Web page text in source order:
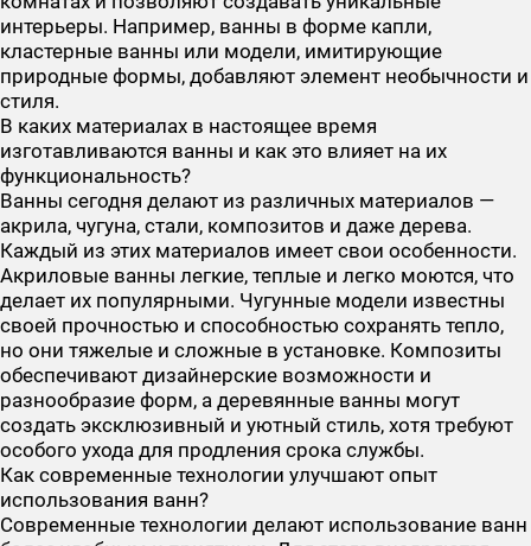
интерьеры. Например, ванны в форме капли,
кластерные ванны или модели, имитирующие
природные формы, добавляют элемент необычности и
стиля.
В каких материалах в настоящее время
изготавливаются ванны и как это влияет на их
функциональность?
Ванны сегодня делают из различных материалов —
акрила, чугуна, стали, композитов и даже дерева.
Каждый из этих материалов имеет свои особенности.
Акриловые ванны легкие, теплые и легко моются, что
делает их популярными. Чугунные модели известны
своей прочностью и способностью сохранять тепло,
но они тяжелые и сложные в установке. Композиты
обеспечивают дизайнерские возможности и
разнообразие форм, а деревянные ванны могут
создать эксклюзивный и уютный стиль, хотя требуют
особого ухода для продления срока службы.
Как современные технологии улучшают опыт
использования ванн?
Современные технологии делают использование ванн